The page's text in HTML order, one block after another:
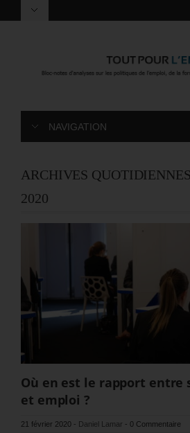
NAVIGATION
ARCHIVES
2020
Où en est le rapport entre
et emploi ?
21 février 2020 - Daniel Lamar - 0 Commentaire